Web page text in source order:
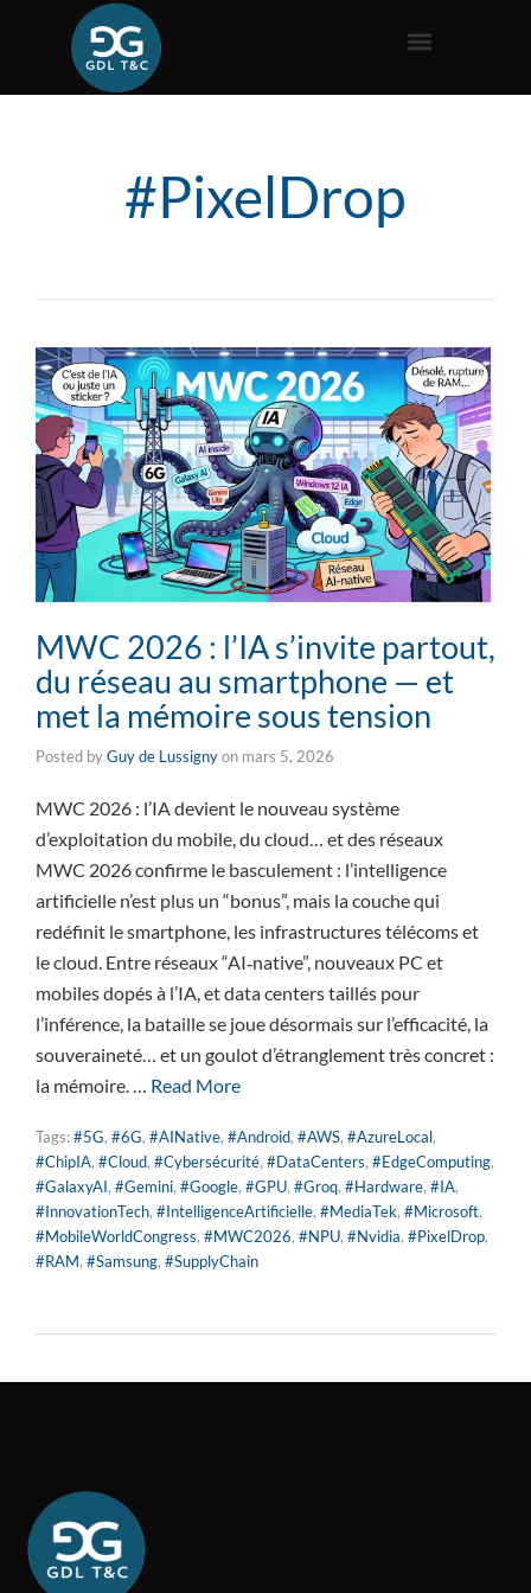
#PixelDrop
MWC 2026 : l’IA s’invite partout,
du réseau au smartphone — et
met la mémoire sous tension
Posted byGuy de Lussignyon mars 5, 2026
MWC 2026 : l’IA devient le nouveau système
d’exploitation du mobile, du cloud… et des réseaux
MWC 2026 confirme le basculement : l’intelligence
artificielle n’est plus un “bonus”, mais la couche qui
redéfinit le smartphone, les infrastructures télécoms et
le cloud. Entre réseaux “AI‑native”, nouveaux PC et
mobiles dopés à l’IA, et data centers taillés pour
l’inférence, la bataille se joue désormais sur l’efficacité, la
souveraineté… et un goulot d’étranglement très concret :
la mémoire. … Read More
Tags:#5G, #6G, #AINative, #Android, #AWS, #AzureLocal,
#ChipIA, #Cloud, #Cybersécurité, #DataCenters, #EdgeComputing,
#GalaxyAI, #Gemini, #Google, #GPU, #Groq, #Hardware, #IA,
#InnovationTech, #IntelligenceArtificielle, #MediaTek, #Microsoft,
#MobileWorldCongress, #MWC2026, #NPU, #Nvidia, #PixelDrop,
#RAM, #Samsung, #SupplyChain